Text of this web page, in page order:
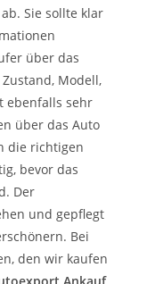
Sie sollte klar
über das
Modell,
ebenfalls sehr
über das Auto
die richtigen
bevor das
Der
und gepflegt
Bei
den wir kaufen